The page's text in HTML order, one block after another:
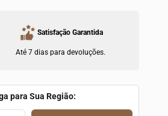
Satisfação Garantida
Até 7 dias para devoluções.
para Sua Região: